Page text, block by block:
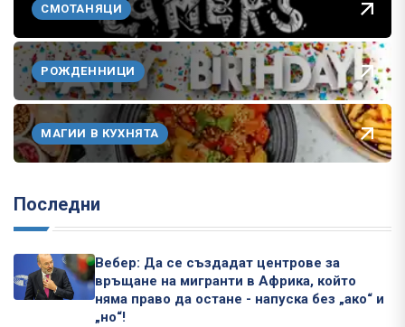
СМОТАНЯЦИ
РОЖДЕННИЦИ
МАГИИ В КУХНЯТА
Последни
Вебер: Да се създадат центрове за
връщане на мигранти в Африка, който
няма право да остане - напуска без „ако“ и
„но“!